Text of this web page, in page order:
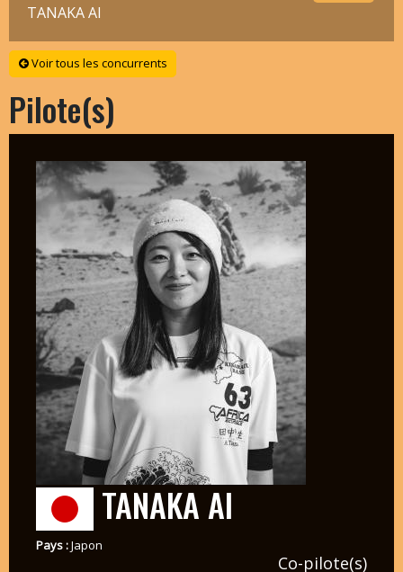
TANAKA AI
Voir tous les concurrents
Pilote(s)
TANAKA AI
Pays :Japon
Co-pilote(s)